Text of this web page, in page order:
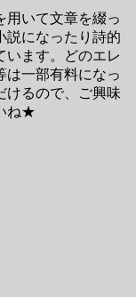
用いて文章を綴っ
説になったり詩的
います。どのエレ
は一部有料になっ
けるので、ご興味
ね★